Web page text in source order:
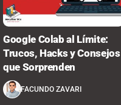
Google Colab al Límite:
Trucos, Hacks y Consejos
que Sorprenden
FACUNDO ZAVARI